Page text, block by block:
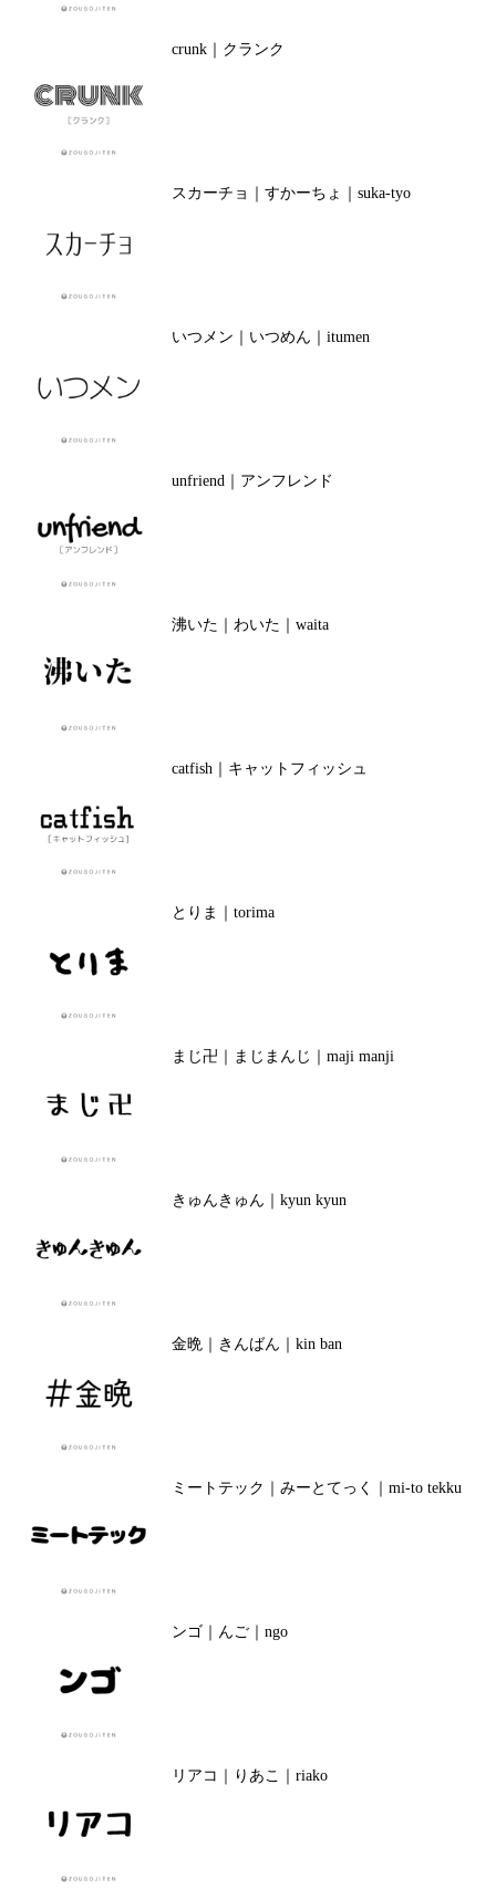
crunk｜クランク
スカーチョ｜すかーちょ｜suka-tyo
いつメン｜いつめん｜itumen
unfriend｜アンフレンド
沸いた｜わいた｜waita
catfish｜キャットフィッシュ
とりま｜torima
まじ卍｜まじまんじ｜maji manji
きゅんきゅん｜kyun kyun
金晩｜きんばん｜kin ban
ミートテック｜みーとてっく｜mi-to tekku
ンゴ｜んご｜ngo
リアコ｜りあこ｜riako